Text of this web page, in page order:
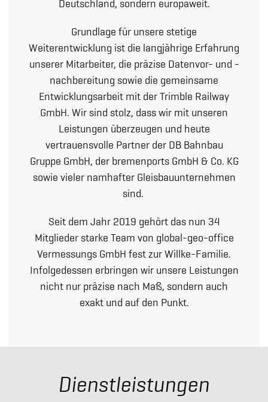
Deutschland, sondern europaweit.
Grundlage für unsere stetige
Weiterentwicklung ist die langjährige Erfahrung
unserer Mitarbeiter, die präzise Datenvor- und -
nachbereitung sowie die gemeinsame
Entwicklungsarbeit mit der Trimble Railway
GmbH. Wir sind stolz, dass wir mit unseren
Leistungen überzeugen und heute
vertrauensvolle Partner der DB Bahnbau
Gruppe GmbH, der bremenports GmbH & Co. KG
sowie vieler namhafter Gleisbauunternehmen
sind.
Seit dem Jahr 2019 gehört das nun 34
Mitglieder starke Team von global-geo-office
Vermessungs GmbH fest zur Willke-Familie.
Infolgedessen erbringen wir unsere Leistungen
nicht nur präzise nach Maß, sondern auch
exakt und auf den Punkt.
Dienstleistungen